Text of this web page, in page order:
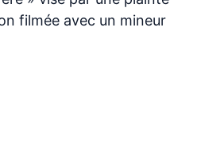
filmée avec un mineur